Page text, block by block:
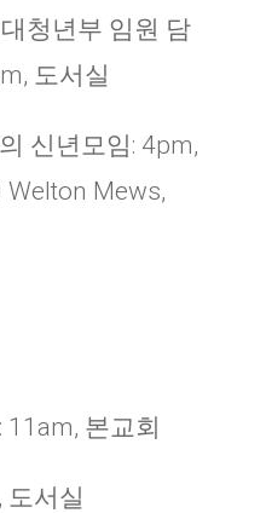
청년부 임원 담
도서실
신년모임: 4pm,
Mews,
본교회
도서실